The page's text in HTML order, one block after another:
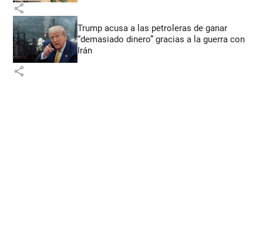
share
Trump acusa a las petroleras de ganar
“demasiado dinero” gracias a la guerra con
Irán
share